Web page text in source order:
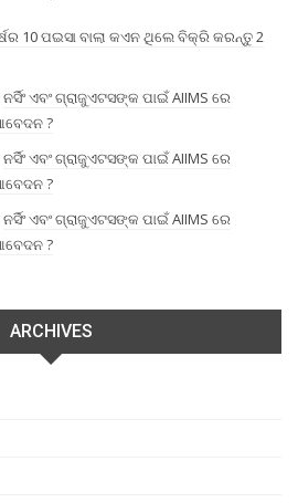
10 ପଇସା ବାଲା କଏନ ଥିଲେ ବିକ୍ରି କରନ୍ତୁ 2
ନର୍ସିଂ ଏବଂ ଗ୍ରାଜୁଏଟସଙ୍କ ପାଇଁ AIIMS ରେ
?
ନର୍ସିଂ ଏବଂ ଗ୍ରାଜୁଏଟସଙ୍କ ପାଇଁ AIIMS ରେ
?
ନର୍ସିଂ ଏବଂ ଗ୍ରାଜୁଏଟସଙ୍କ ପାଇଁ AIIMS ରେ
?
ARCHIVES